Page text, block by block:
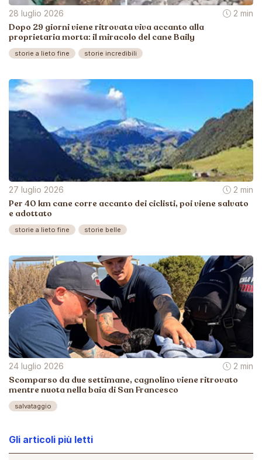
28 luglio 2026 2 min
Dopo 29 giorni viene ritrovata viva accanto alla
proprietaria morta: il miracolo del cane Baily
storie a lieto fine storie incredibili
27 luglio 2026 2 min
Per 40 km cane corre accanto dei ciclisti, poi viene salvato
e adottato
storie a lieto fine storie belle
24 luglio 2026 2 min
Scomparso da due settimane, cagnolino viene ritrovato
mentre nuota nella baia di San Francesco
salvataggio
Gli articoli più letti